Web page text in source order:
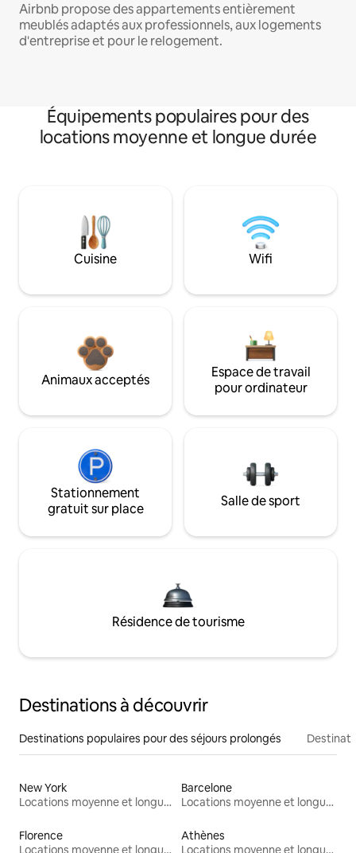
Airbnb propose des appartements entièrement
meublés adaptés aux professionnels, aux logements
d'entreprise et pour le relogement.
Équipements populaires pour des
locations moyenne et longue durée
Cuisine Wifi
Animaux acceptés
Espace de travail
pour ordinateur
Stationnement
gratuit sur place
Salle de sport
Résidence de tourisme
Destinations à découvrir
Destinations populaires pour des séjours prolongés
New York
Locations moyenne et longue durée
Barcelone
Locations moyenne et longue durée
Florence
Locations moyenne et longue durée
Athènes
Locations moyenne et longue durée